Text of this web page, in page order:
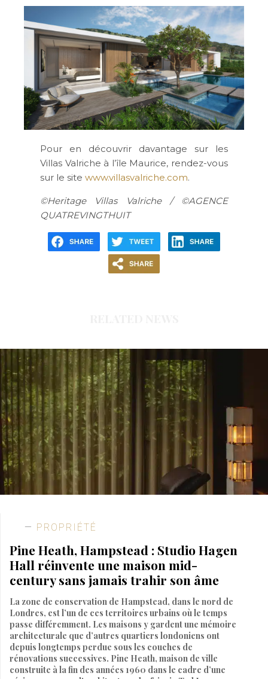
Pour en découvrir davantage sur les
Villas Valriche à l’île Maurice, rendez-vous
sur le sitewww.villasvalriche.com.
©Heritage Villas Valriche / ©AGENCE
QUATREVINGTHUIT
PROPRIÉTÉ
Pine Heath, Hampstead : Studio Hagen
Hall réinvente une maison mid-
century sans jamais trahir son âme
La zone de conservation de Hampstead, dans le nord de
Londres, est l’un de ces territoires urbains où le temps
passe différemment. Les maisons y gardent une mémoire
architecturale que d’autres quartiers londoniens ont
depuis longtemps perdue sous les couches de
rénovations successives. Pine Heath, maison de ville
construite à la fin des années 1960 dans le cadre d’une